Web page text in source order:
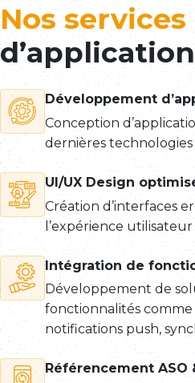
Nos services
Développement
Conception
dernières
UI/UX Design
Création d’interfaces
l’expérience
Intégration de
Développement de
fonctionnalités
notifications push,
Référencement ASO